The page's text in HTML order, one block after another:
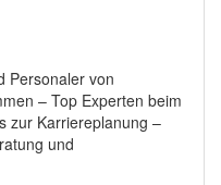
Personaler von
– Top Experten beim
zur Karriereplanung –
und